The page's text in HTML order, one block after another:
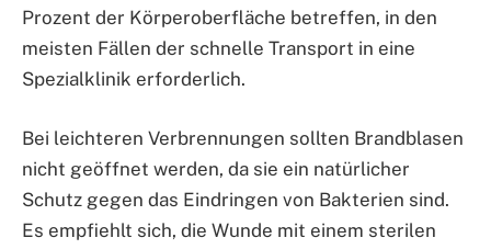
Prozent der Körperoberfläche betreffen, in den
meisten Fällen der schnelle Transport in eine
Spezialklinik erforderlich.
Bei leichteren Verbrennungen sollten Brandblasen
nicht geöffnet werden, da sie ein natürlicher
Schutz gegen das Eindringen von Bakterien sind.
Es empfiehlt sich, die Wunde mit einem sterilen